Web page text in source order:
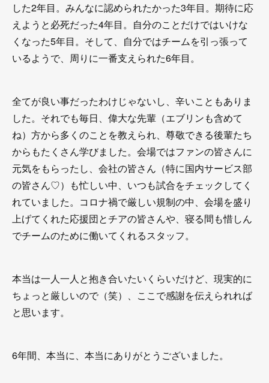
した2年目。みんなに認められたかった3年目。期待に応
えようと必死だった4年目。自分のことだけではいけな
くなった5年目。そして、自分ではチームを引っ張って
いるようで、周りに一番支えられた6年目。
全てが良い事だったわけじゃないし、辛いこともありま
した。それでも毎日、偉大な先輩（エブリンも含めて
ね）方から多くのことを教えられ、尊敬できる後輩たち
からもたくさん学びました。会場ではファンの皆さんに
元気をもらったし、会社の皆さん（特に国内サービス部
の皆さん♡）も忙しい中、いつも試合をチェックしてく
れていました。コロナ禍で厳しい規制の中、会場を盛り
上げてくれた応援団とチアの皆さんや、寝る間も惜しん
でチームのために働いてくれるスタッフ。
本当は一人一人と抱き合いたいくらいだけど、現実的に
ちょっと厳しいので（笑）、ここで感謝を伝えられれば
と思います。
6年間、本当に、本当にありがとうございました。